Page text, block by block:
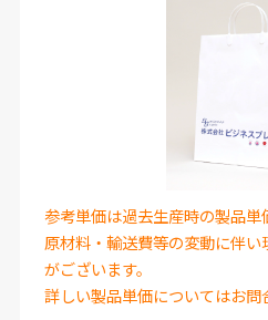
参考単価は過去生産時の製品単
原材料・輸送費等の変動に伴
がございます。
詳しい製品単価についてはお問